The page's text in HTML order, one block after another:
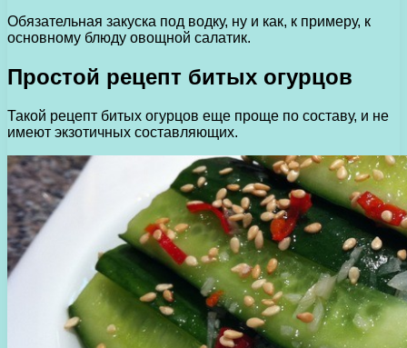
Обязательная закуска под водку, ну и как, к примеру, к
основному блюду овощной салатик.
Простой рецепт битых огурцов
Такой рецепт битых огурцов еще проще по составу, и не
имеют экзотичных составляющих.